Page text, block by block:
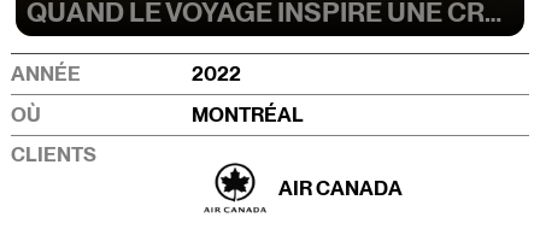
QUAND LE VOYAGE INSPIRE UNE CRÉATIVITÉ SANS FRONTIÈRES
ANNÉE
2022
OÙ
MONTRÉAL
CLIENTS
AIR CANADA